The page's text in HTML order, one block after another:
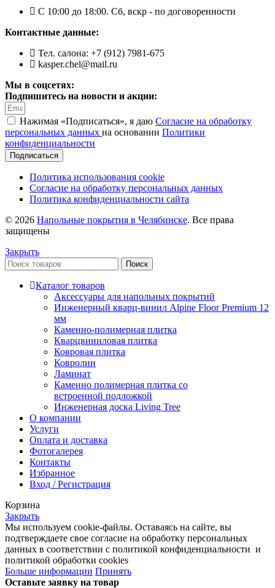
С 10:00 до 18:00. Сб, вскр - по договоренности
Контактные данные:
Тел. салона: +7 (912) 7981-675
kasper.chel@mail.ru
Мы в соцсетях:
Подпишитесь на новости и акции:
Нажимая «Подписаться», я даю Согласие на обработку
персональных данных на основании Политики
конфиденциальности
Подписаться
Политика использования cookie
Согласие на обработку персональных данных
Политика конфиденциальности сайта
© 2026 Напольные покрытия в Челябинске. Все права
защищены
Закрыть
Поиск
Каталог товаров
Аксессуары для напольных покрытий
Инженерный кварц-винил Alpine Floor Premium 12
мм
Каменно-полимерная плитка
Кварцвиниловая плитка
Ковровая плитка
Ковролин
Ламинат
Каменно полимерная плитка со
встроенной подложкой
Инженерная доска Living Tree
О компании
Услуги
Оплата и доставка
Фотогалерея
Контакты
Избранное
Вход / Регистрация
Корзина
Закрыть
Мы используем cookie-файлы. Оставаясь на сайте, вы
подтверждаете свое согласие на обработку персональных
данных в соответствии с политикой конфиденциальности и
политикой обработки cookies
Больше информации Принять
Оставьте заявку на товар